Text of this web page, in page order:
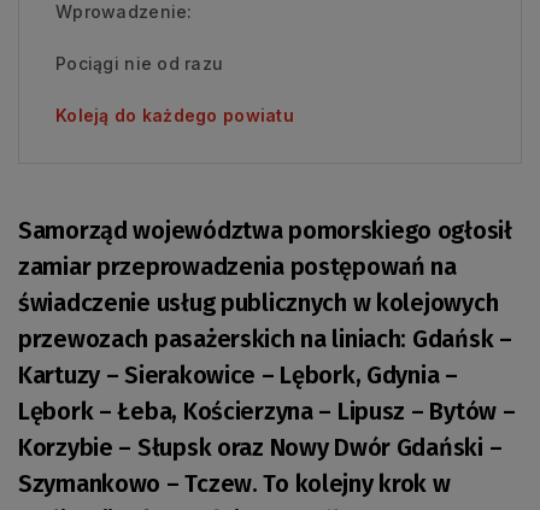
Wprowadzenie:
Pociągi nie od razu
Koleją do każdego powiatu
Samorząd województwa pomorskiego ogłosił
zamiar przeprowadzenia postępowań na
świadczenie usług publicznych w kolejowych
przewozach pasażerskich na liniach: Gdańsk –
Kartuzy – Sierakowice – Lębork, Gdynia –
Lębork – Łeba, Kościerzyna – Lipusz – Bytów –
Korzybie – Słupsk oraz Nowy Dwór Gdański –
Szymankowo – Tczew. To kolejny krok w